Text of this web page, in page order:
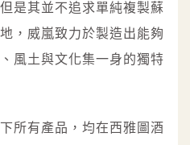
是其並不追求單純複製蘇
，威嵐致力於製造出能夠
風土與文化集一身的獨特
所有產品，均在西雅圖酒